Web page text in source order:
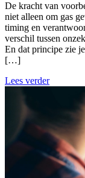
De kracht van
niet alleen om gas
timing en
verschil tussen
En dat principe zie
[…]
Lees verder